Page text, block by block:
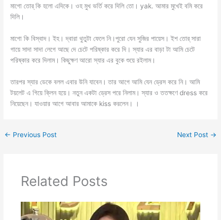
মাগো তোর্ কি হলো এদিকে। ওহ মুখ ভর্তি করে দিলি তো। yak. আমার মুখেই বমি করে
দিলি।
মাগো কি বিস্বাদ। ইহ। দ্বারা থুতুটা ফেলে নি।পুরো যেন সুজির পায়েস। ইশ তোর্ সারা
গায়ে সাদা সাদা লেগে আছে দে চেটে পরিষ্কার করে দি। স্যার এর বাড়া টা আমি চেটে
পরিষ্কার করে দিলাম। কিছুক্ষণ আরো স্যার এর বুকে শুয়ে রইলাম।
তারপর স্যার ডেকে বলল এবার উনি যাবেন। তার আগে আমি যেন ড্রেস করে নি। আমি
টয়লেট এ গিয়ে ক্লিন হয়ে। নতুন একটা ড্রেস পরে নিলাম। স্যার ও ততক্ষণে dress করে
নিয়েছেন। যাওয়ার আগে আবার আমাকে kiss করলেন। ।
← Previous Post Next Post →
Related Posts